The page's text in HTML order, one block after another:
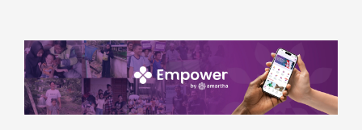
content